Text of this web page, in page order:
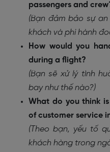
passengers and
(Bạn đảm bảo sự
khách và phi hành
How would you
during a flight?
(Bạn sẽ xử lý tình
bay như thế nào?)
What do you think
of customer service
(Theo bạn, yếu tố
khách hàng trong